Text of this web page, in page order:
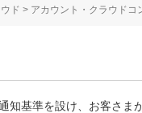
ド > アカウント・クラウドコ
知基準を設け、お客さま